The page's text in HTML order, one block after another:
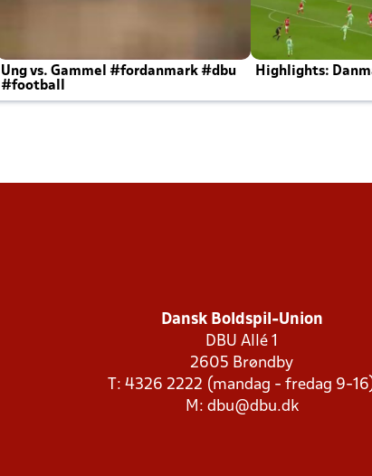
Ung vs. Gammel #fordanmark #dbu
#football
Highlights:
Dansk Boldspil-Union
DBU Allé 1
2605 Brøndby
T: 4326 2222 (mandag - fredag 9-
M: dbu@dbu.dk